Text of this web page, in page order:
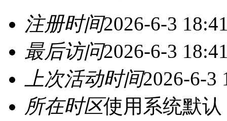
注册时间2026-6-3
最后访问2026-6-3
上次活动时间2026-6-3
所在时区使用系统默认